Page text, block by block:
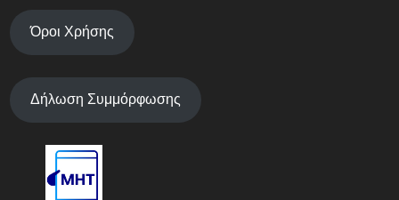
Όροι Χρήσης
Δήλωση Συμμόρφωσης